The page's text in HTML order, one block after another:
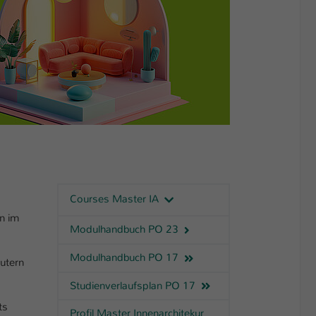
im
Courses Master IA
Modulhandbuch PO 23
Modulhandbuch PO 17
Studienverlaufsplan PO 17